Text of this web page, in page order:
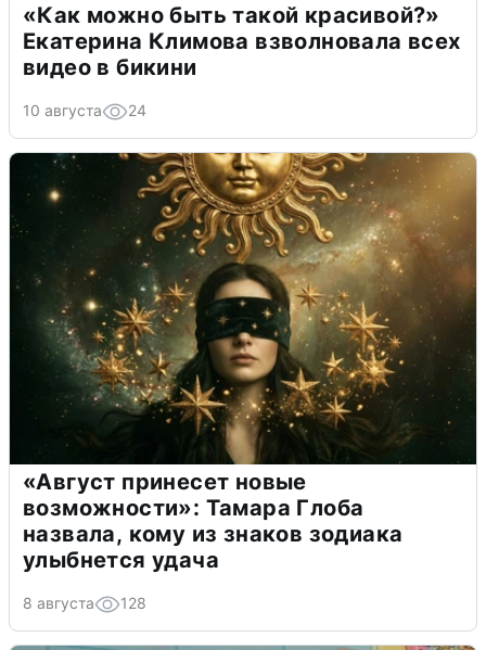
«Как можно быть такой красивой?»
Екатерина Климова взволновала всех
видео в бикини
10 августа 24
«Август принесет новые
возможности»: Тамара Глоба
назвала, кому из знаков зодиака
улыбнется удача
8 августа 128